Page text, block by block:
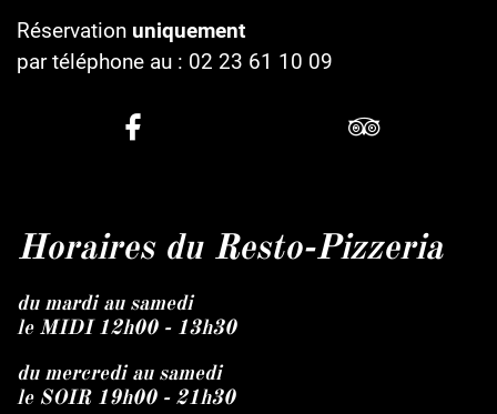
Réservation uniquement
par téléphone au : 02 23 61 10 09
Horaires du Resto-Pizzeria
du mardi au samedi
le MIDI 12h00 - 13h30
du mercredi au samedi
le SOIR 19h00 - 21h30